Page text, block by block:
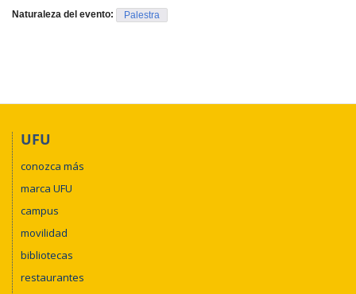
Naturaleza del evento: Palestra
UFU
conozca más
marca UFU
campus
movilidad
bibliotecas
restaurantes